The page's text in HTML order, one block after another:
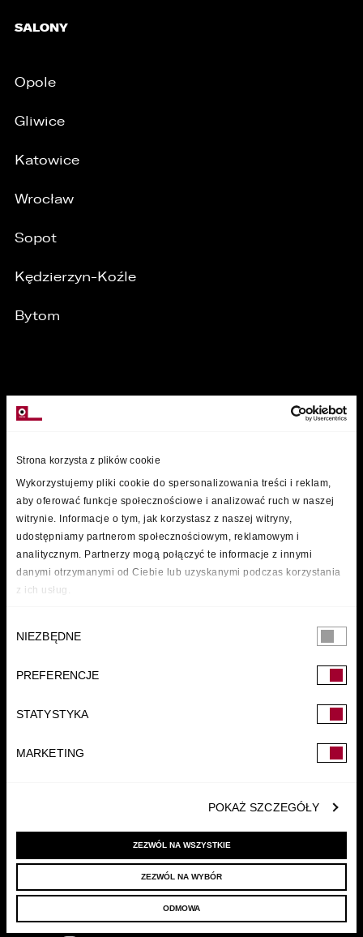
Strona korzysta z plików cookie
Wykorzystujemy pliki cookie do spersonalizowania treści i reklam,
aby oferować funkcje społecznościowe i analizować ruch w naszej
witrynie. Informacje o tym, jak korzystasz z naszej witryny,
udostępniamy partnerom społecznościowym, reklamowym i
analitycznym. Partnerzy mogą połączyć te informacje z innymi
danymi otrzymanymi od Ciebie lub uzyskanymi podczas korzystania
z ich usług.
zgody
NIEZBĘDNE
PREFERENCJE
STATYSTYKA
MARKETING
POKAŻ SZCZEGÓŁY
ZEZWÓL NA WSZYSTKIE
ZEZWÓL NA WYBÓR
ODMOWA
SALONY
Opole
Gliwice
Katowice
Wrocław
Sopot
Kędzierzyn-Koźle
Bytom
FUNDACJA
© 2022 LELLEK.PL | POLITYKA PRYWATNOŚCI